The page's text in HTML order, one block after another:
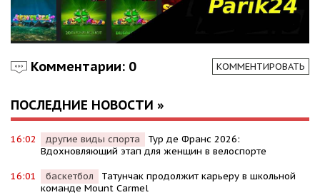
Комментарии: 0 КОММЕНТИРОВАТЬ
ПОСЛЕДНИЕ НОВОСТИ »
16:02 другие виды спорта
Тур де Франс 2026:
Вдохновляющий этап для женщин в велоспорте
16:01 баскетбол
Татунчак продолжит карьеру в школьной
команде Mount Carmel